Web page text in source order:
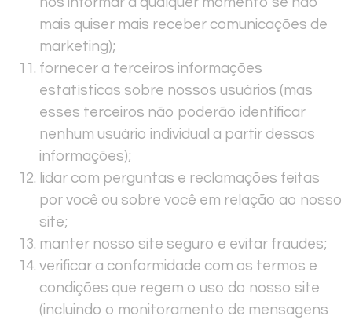
mais quiser mais receber comunicações de
marketing);
fornecer a terceiros informações
estatísticas sobre nossos usuários (mas
esses terceiros não poderão identificar
nenhum usuário individual a partir dessas
informações);
lidar com perguntas e reclamações feitas
por você ou sobre você em relação ao nosso
site;
manter nosso site seguro e evitar fraudes;
verificar a conformidade com os termos e
condições que regem o uso do nosso site
(incluindo o monitoramento de mensagens